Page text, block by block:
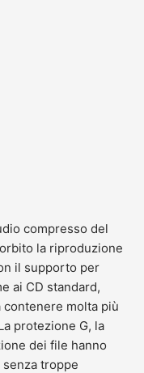
compresso del
la riproduzione
il supporto per
ai CD standard,
molta più
protezione G, la
dei file hanno
troppe